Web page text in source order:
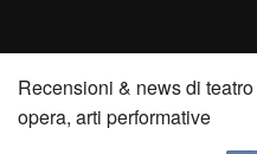
Home
Recensioni
Recensioni & news di
opera, arti performative